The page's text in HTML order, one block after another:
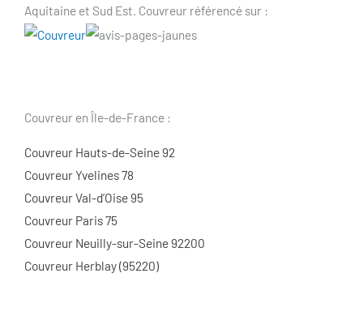
Aquitaine et Sud Est. Couvreur référencé sur :
Couvreur en Île-de-France :
Couvreur Hauts-de-Seine 92
Couvreur Yvelines 78
Couvreur Val-d’Oise 95
Couvreur Paris 75
Couvreur Neuilly-sur-Seine 92200
Couvreur Herblay (95220)